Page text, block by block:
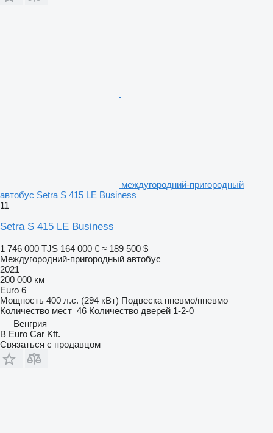
междугородний-пригородный
автобус Setra S 415 LE Business
11
Setra S 415 LE Business
1 746 000 TJS 164 000 € ≈ 189 500 $
Междугородний-пригородный автобус
2021
200 000 км
Euro 6
Мощность 400 л.с. (294 кВт) Подвеска пневмо/пневмо
Количество мест 46 Количество дверей 1-2-0
Венгрия
B Euro Car Kft.
Связаться с продавцом